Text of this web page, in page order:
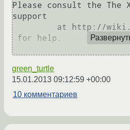
Please consult the The
support
green_turtle
15.01.2013 09:12:59 +00:00
10 комментариев